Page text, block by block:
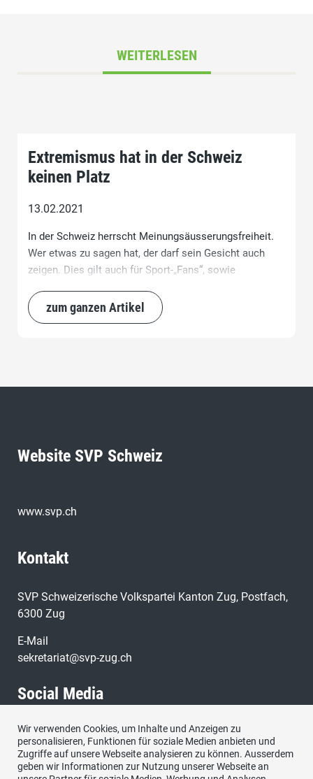
WEITERLESEN
Extremismus hat in der Schweiz
keinen Platz
13.02.2021
In der Schweiz herrscht Meinungsäusserungsfreiheit.
Wer etwas zu sagen hat, der darf sein Gesicht auch
zeigen. Dies gilt auch für Sport-„Fans“, sowie
Verhüllungsverbots können Hooligans und Demo-
Chaoten leichter identifiziert werden und müssen
zum ganzen Artikel
Website SVP Schweiz
www.svp.ch
Kontakt
SVP Schweizerische Volkspartei Kanton Zug, Postfach,
6300 Zug
E-Mail
sekretariat@svp-zug.ch
Social Media
Besuchen Sie uns bei:
Wir verwenden Cookies, um Inhalte und Anzeigen zu
personalisieren, Funktionen für soziale Medien anbieten und
Zugriffe auf unsere Webseite analysieren zu können. Ausserdem
geben wir Informationen zur Nutzung unserer Webseite an